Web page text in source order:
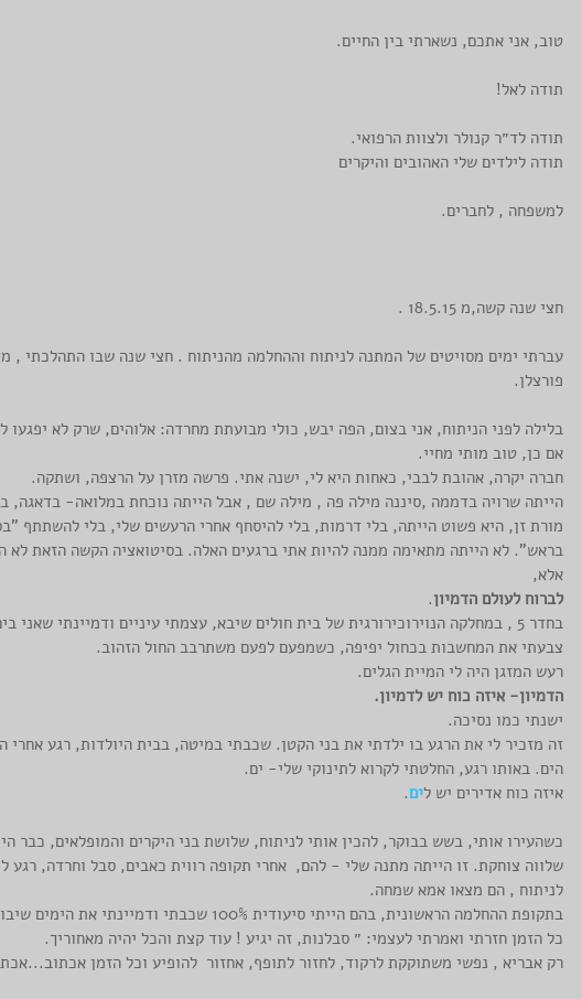
טוב, אני אתכם, נשארתי בין החיים.
תודה לאל!
תודה לד״ר קנולר ולצוות הרפואי.
תודה לילדים שלי האהובים והיקרים
למשפחה , לחברים.
חצי שנה קשה,מ 18.5.15 .
עברתי ימים מסויטים של המתנה לניתוח וההחלמה מהניתוח . חצי שנה שבו התהלכתי ,
פורצלן.
בלילה לפני הניתוח, אני בצום, הפה יבש, כולי מבועתת מחרדה: אלוהים, שרק לא יפגעו
אם כן, טוב מותי מחיי.
חברה יקרה, אהובת לבבי, כאחות היא לי, ישנה אתי. פרשה מזרן על הרצפה, ושתקה.
הייתה שרויה בדממה ,סיננה מילה פה , מילה שם , אבל הייתה נוכחת במלואה- בדאגה,
מורת זן, היא פשוט הייתה, בלי דרמות, בלי להיסחף אחרי הרעשים שלי, בלי להשתתף
בראש". לא הייתה מתאימה ממנה להיות אתי ברגעים האלה. בסיטואציה הקשה הזאת לא
אלא,
לברוח לעולם הדמיון.
בחדר 5 , במחלקה הנוירוכירורגית של בית חולים שיבא, עצמתי עיניים ודמיינתי שאני בים.
צבעתי את המחשבות בכחול יפיפה, כשמפעם לפעם משתרבב החול הזהוב.
רעש המזגן היה לי המיית הגלים.
הדמיון- איזה כוח יש לדמיון.
ישנתי כמו נסיכה.
זה מזכיר לי את הרגע בו ילדתי את בני הקטן. שכבתי במיטה, בבית היולדות, רגע אחרי
הים. באותו רגע, החלטתי לקרוא לתינוקי שלי- ים.
איזה כוח אדירים יש לים.
כשהעירו אותי, בשש בבוקר, להכין אותי לניתוח, שלושת בני היקרים והמופלאים, כבר
שלווה צוחקת. זו הייתה מתנה שלי - להם,  אחרי תקופה רווית כאבים, סבל וחרדה, רגע
לניתוח , הם מצאו אמא שמחה.
בתקופת ההחלמה הראשונית, בהם הייתי סיעודית 100% שכבתי ודמיינתי את הימים שיבואו .
כל הזמן חזרתי ואמרתי לעצמי: ״ סבלנות, זה יגיע ! עוד קצת והכל יהיה מאחוריך.
רק אבריא , נפשי משתוקקת לרקוד, לחזור לתופף, אחזור  להופיע וכל הזמן